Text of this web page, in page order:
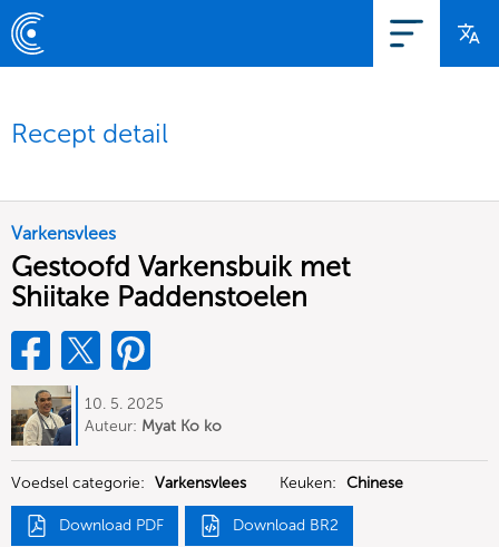
Recept detail
Varkensvlees
Gestoofd Varkensbuik met
Shiitake Paddenstoelen
10. 5. 2025
Auteur: Myat Ko ko
Voedsel categorie: Varkensvlees Keuken: Chinese
Download PDF Download BR2